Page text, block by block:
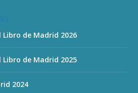
Libro de Madrid 2026
Libro de Madrid 2025
2024